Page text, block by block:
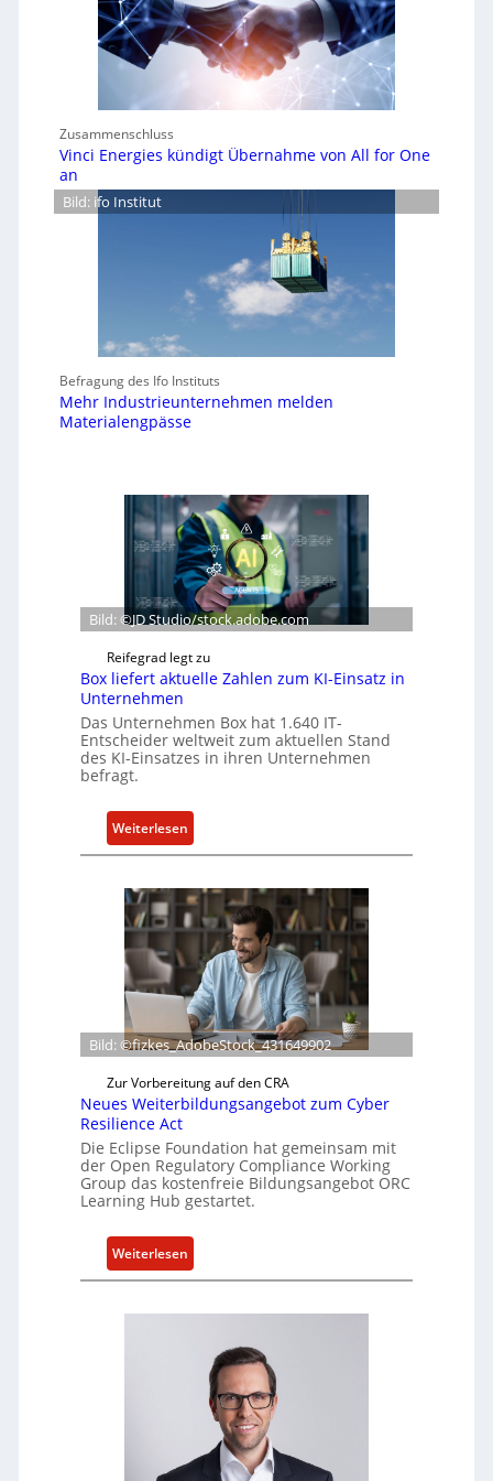
Zusammenschluss
Vinci Energies kündigt Übernahme von All for One
an
Bild: ifo Institut
Befragung des Ifo Instituts
Mehr Industrieunternehmen melden
Materialengpässe
Bild: ©JD Studio/stock.adobe.com
Reifegrad legt zu
Box liefert aktuelle Zahlen zum KI-Einsatz in
Unternehmen
Das Unternehmen Box hat 1.640 IT-
Entscheider weltweit zum aktuellen Stand
des KI-Einsatzes in ihren Unternehmen
befragt.
Weiterlesen
B
x
l
e
f
e
r
t
a
k
u
e
l
e
Z
h
Bild: ©fizkes_AdobeStock_431649902
Zur Vorbereitung auf den CRA
Neues Weiterbildungsangebot zum Cyber
Resilience Act
Die Eclipse Foundation hat gemeinsam mit
der Open Regulatory Compliance Working
Group das kostenfreie Bildungsangebot ORC
Learning Hub gestartet.
Weiterlesen
N
t